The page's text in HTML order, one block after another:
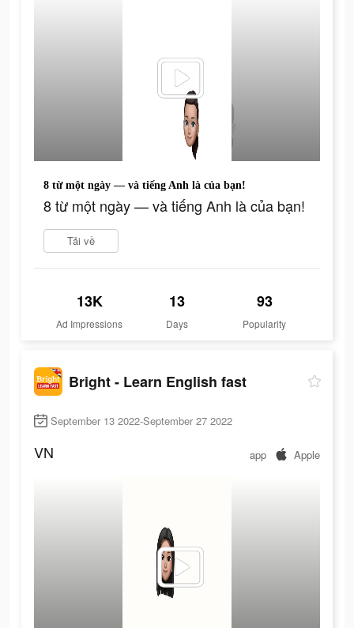
8 từ một ngày — và tiếng Anh là của bạn!
8 từ một ngày — và tiếng Anh là của bạn!
Tải về
13K
Ad Impressions
13
Days
93
Popularity
Bright - Learn English fast
September 13 2022-September 27 2022
VN app Apple